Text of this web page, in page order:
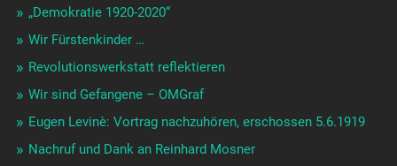
„Demokratie 1920-2020“
Wir Fürstenkinder …
Revolutionswerkstatt reflektieren
Wir sind Gefangene – OMGraf
Eugen Levinè: Vortrag nachzuhören, erschossen 5.6.1919
Nachruf und Dank an Reinhard Mosner